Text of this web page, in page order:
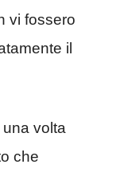
vi fossero
il
volta
che